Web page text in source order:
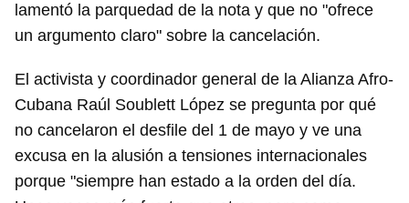
lamentó la parquedad de la nota y que no "ofrece
un argumento claro" sobre la cancelación.
El activista y coordinador general de la Alianza Afro-
Cubana Raúl Soublett López se pregunta por qué
no cancelaron el desfile del 1 de mayo y ve una
excusa en la alusión a tensiones internacionales
porque "siempre han estado a la orden del día.